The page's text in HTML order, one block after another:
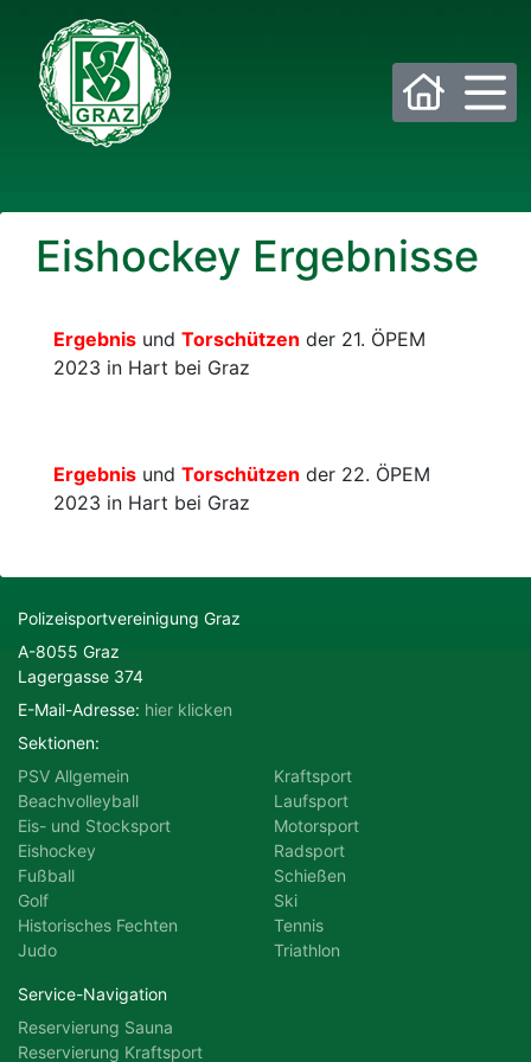
PSV Allgemein Beachvolleyball
Eis- und Stocksport Eishockey
Historisches Fechten Judo
Schießen
Eishockey Ergebnisse
Ergebnis und Torschützen der 21. ÖPEM
2023 in Hart bei Graz
Ergebnis und Torschützen der 22. ÖPEM
2023 in Hart bei Graz
Polizeisportvereinigung Graz
A-8055 Graz
Lagergasse 374
E-Mail-Adresse: hier klicken
Sektionen:
PSV Allgemein
Beachvolleyball
Eis- und Stocksport
Eishockey
Fußball
Golf
Historisches Fechten
Judo
Kraftsport
Laufsport
Motorsport
Radsport
Schießen
Ski
Tennis
Triathlon
Service-Navigation
Reservierung Sauna
Reservierung Kraftsport